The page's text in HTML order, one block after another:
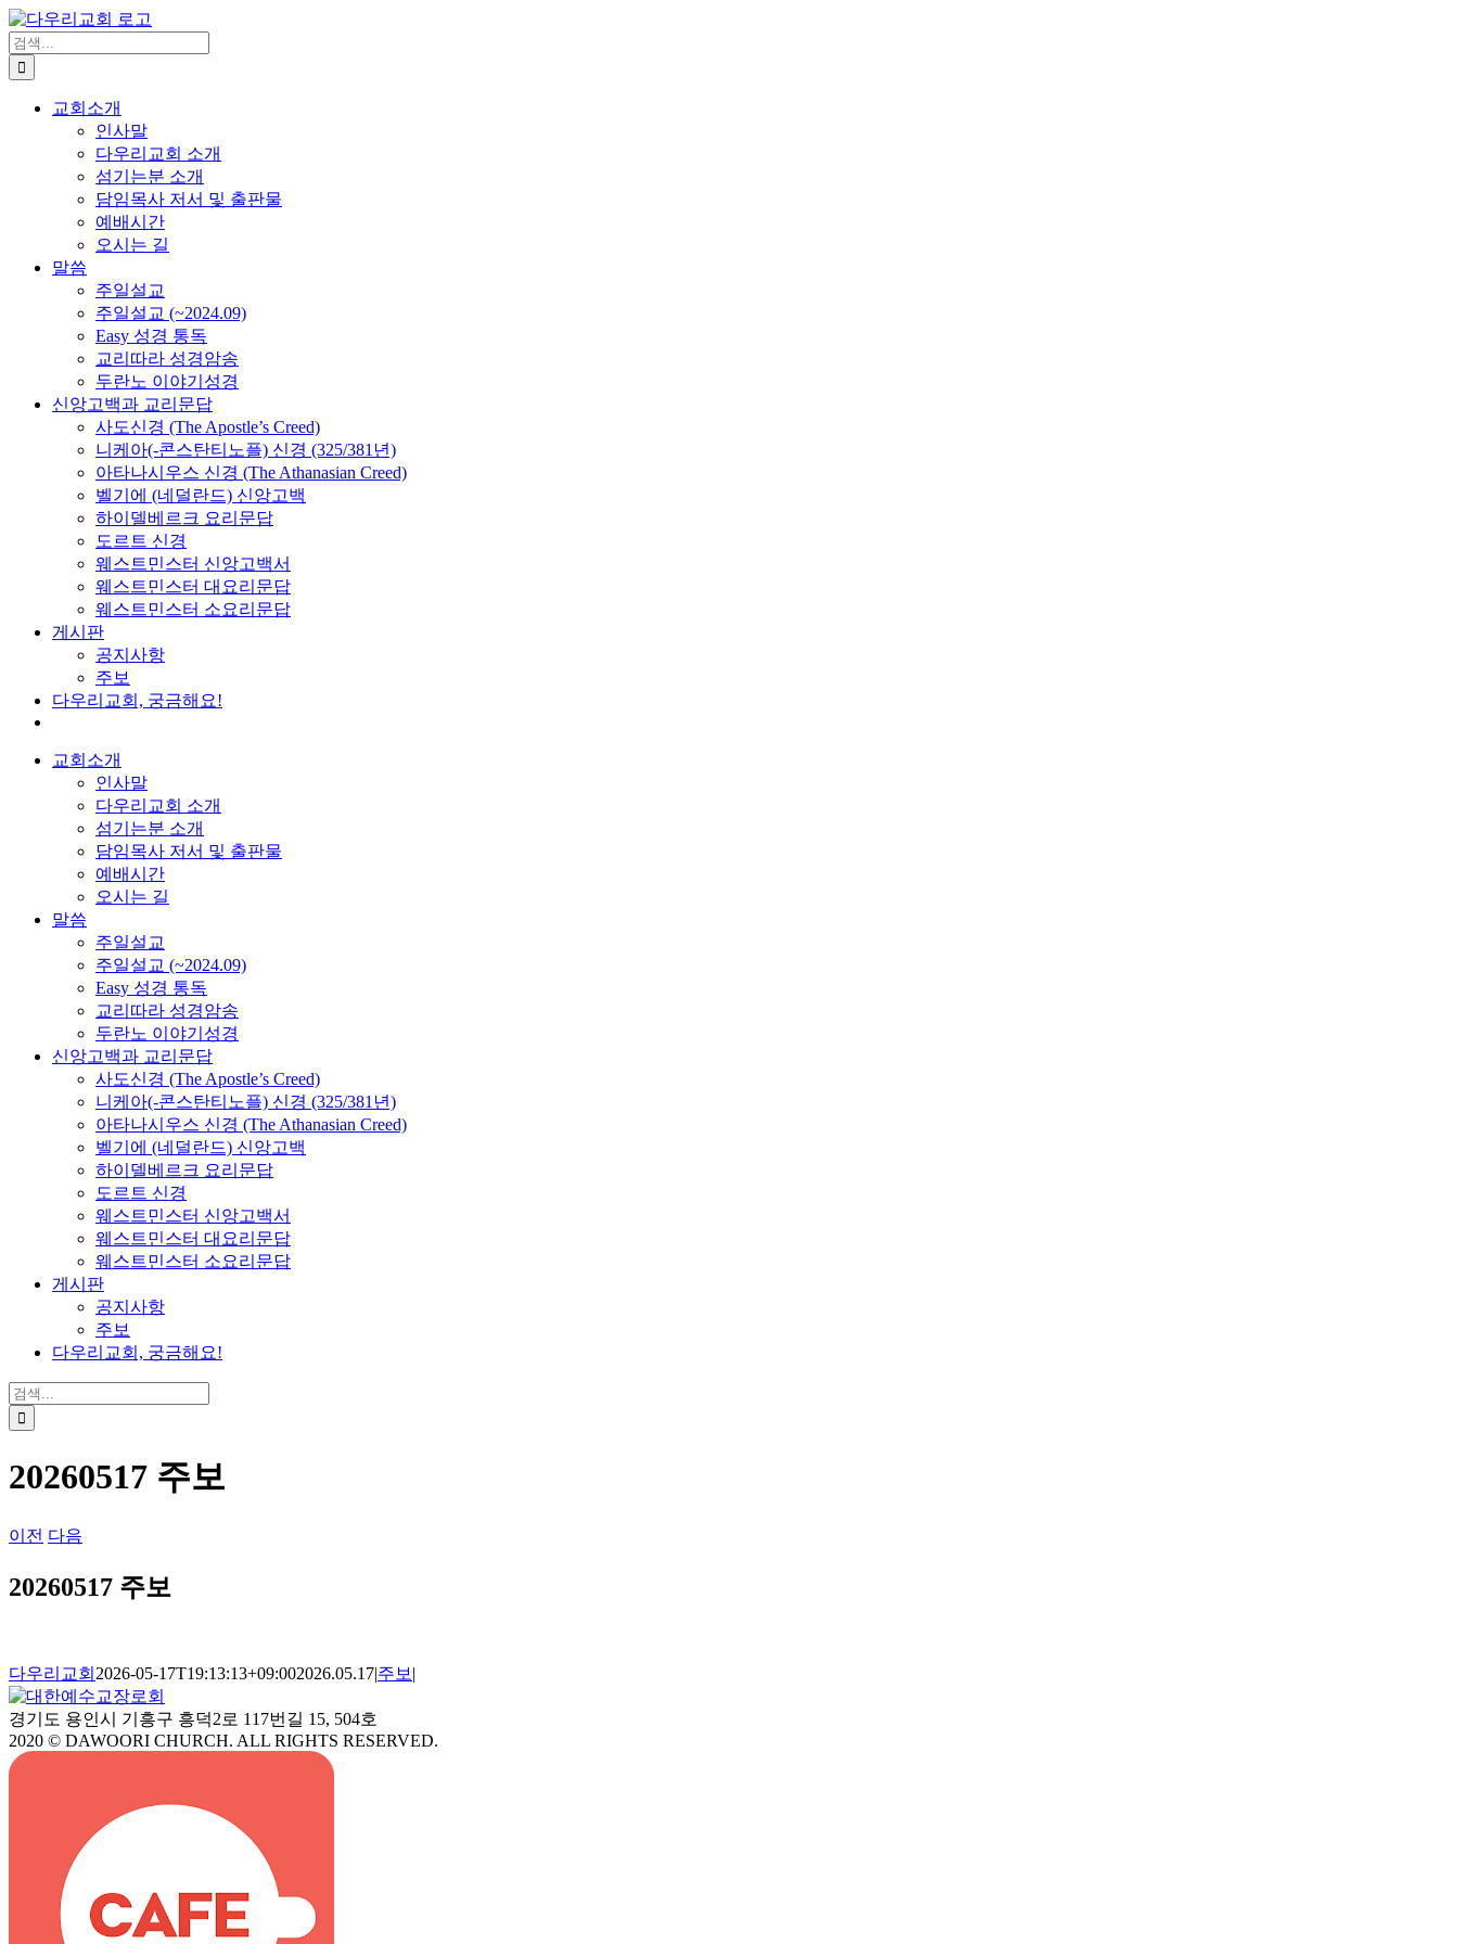
Skip
to
content
검
색
...
교회소개
인사말
다우리교회 소개
섬기는분 소개
담임목사 저서 및 출판물
예배시간
오시는 길
말씀
주일설교
주일설교 (~2024.09)
Easy 성경 통독
교리따라 성경암송
두란노 이야기성경
신앙고백과 교리문답
사도신경 (The Apostle’s Creed)
니케아(-콘스탄티노플) 신경 (325/381년)
아타나시우스 신경 (The Athanasian Creed)
벨기에 (네덜란드) 신앙고백
하이델베르크 요리문답
도르트 신경
웨스트민스터 신앙고백서
웨스트민스터 대요리문답
웨스트민스터 소요리문답
게시판
공지사항
주보
다우리교회, 궁금해요!
교회소개
인사말
다우리교회 소개
섬기는분 소개
담임목사 저서 및 출판물
예배시간
오시는 길
말씀
주일설교
주일설교 (~2024.09)
Easy 성경 통독
교리따라 성경암송
두란노 이야기성경
신앙고백과 교리문답
사도신경 (The Apostle’s Creed)
니케아(-콘스탄티노플) 신경 (325/381년)
아타나시우스 신경 (The Athanasian Creed)
벨기에 (네덜란드) 신앙고백
하이델베르크 요리문답
도르트 신경
웨스트민스터 신앙고백서
웨스트민스터 대요리문답
웨스트민스터 소요리문답
게시판
공지사항
주보
다우리교회, 궁금해요!
검
색
...
20260517 주보
이전 다음
20260517 주보
다우리교회 2026-05-17T19:13:13+09:002026.05.17|주보 |
경기도 용인시 기흥구 흥덕2로 117번길 15, 504호
2020 © DAWOORI CHURCH. ALL RIGHTS RESERVED.
YouTube
Facebook
Cafe